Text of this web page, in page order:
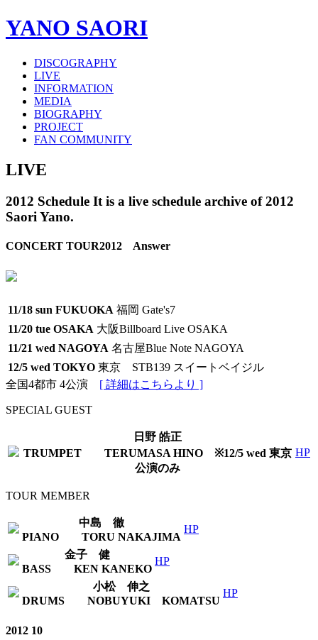
YANO SAORI
DISCOGRAPHY
LIVE
INFORMATION
MEDIA
BIOGRAPHY
PROJECT
FAN COMMUNITY
LIVE
2012 Schedule It is a live schedule archive of 2012
Saori Yano.
CONCERT TOUR2012 Answer
11/18 sun FUKUOKA 福岡 Gate's7
11/20 tue OSAKA 大阪Billboard Live OSAKA
11/21 wed NAGOYA 名古屋Blue Note NAGOYA
12/5 wed TOKYO 東京 STB139 スイートベイジル
全国4都市 4公演 [ 詳細はこちらより ]
SPECIAL GUEST
日野 皓正
TRUMPET TERUMASA HINO ※12/5 wed 東京
公演のみ
HP
TOUR MEMBER
中島 徹
PIANO TORU NAKAJIMA
HP
金子 健
BASS KEN KANEKO
HP
小松 伸之
DRUMS NOBUYUKI KOMATSU
HP
2012 10